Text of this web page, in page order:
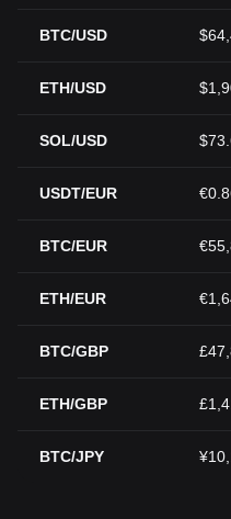
BTC/USD
ETH/USD
SOL/USD
USDT/EUR
BTC/EUR
ETH/EUR
BTC/GBP
ETH/GBP
BTC/JPY